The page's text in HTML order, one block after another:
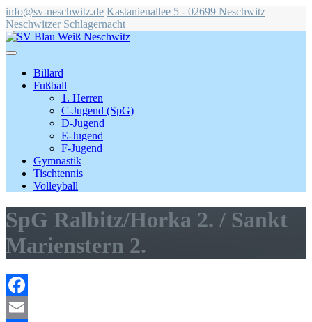
info@sv-neschwitz.de Kastanienallee 5 - 02699 Neschwitz
Neschwitzer Schlagernacht
Billard
Fußball
1. Herren
C-Jugend (SpG)
D-Jugend
E-Jugend
F-Jugend
Gymnastik
Tischtennis
Volleyball
SpG Ralbitz/​Horka 2. /​ Sankt
Marienstern 2.
Facebook